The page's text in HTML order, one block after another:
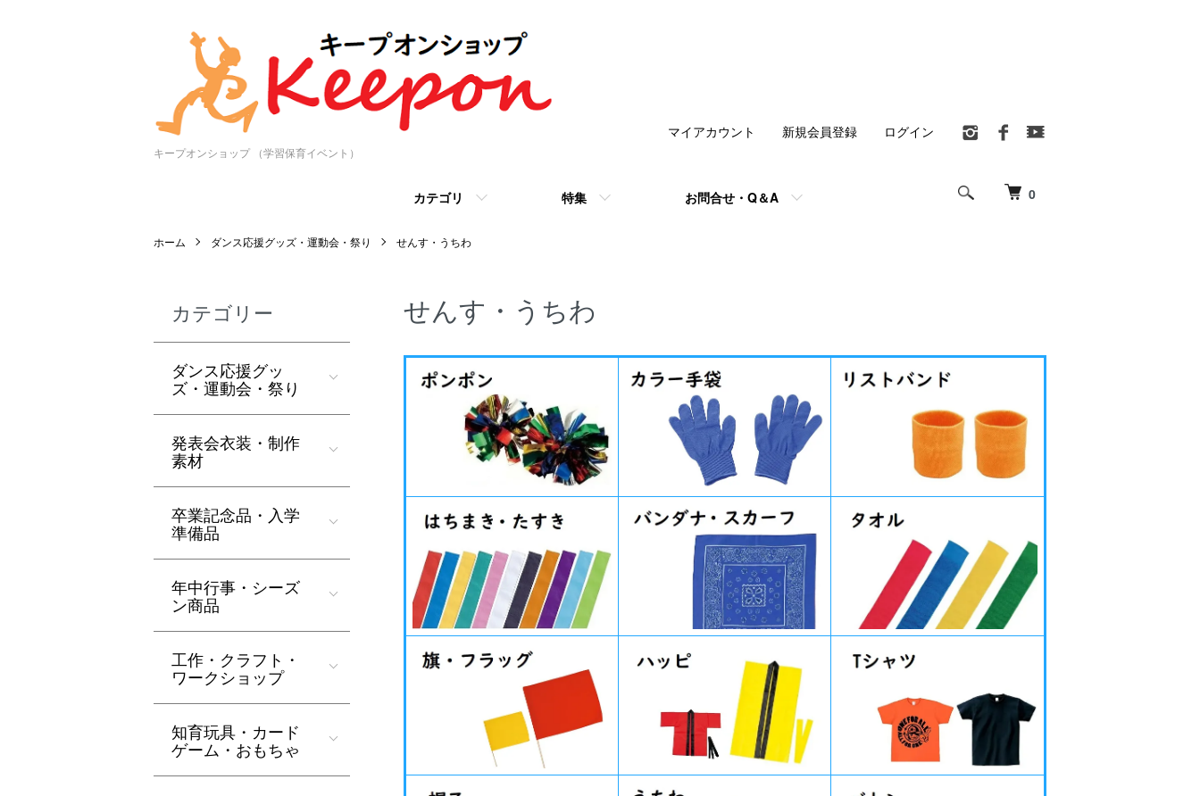
キープオンショップ （学習保育イベント）
0
カテゴリ 特集 お問合せ・Q＆A
マイアカウント 新規会員登録 ログイン
ホーム ダンス応援グッズ・運動会・祭り せんす・うちわ
せんす・うちわ
カテゴリー
ダンス応援グッ
ズ・運動会・祭り
発表会衣装・制作
素材
卒業記念品・入学
準備品
年中行事・シーズ
ン商品
工作・クラフト・
ワークショップ
知育玩具・カード
ゲーム・おもちゃ